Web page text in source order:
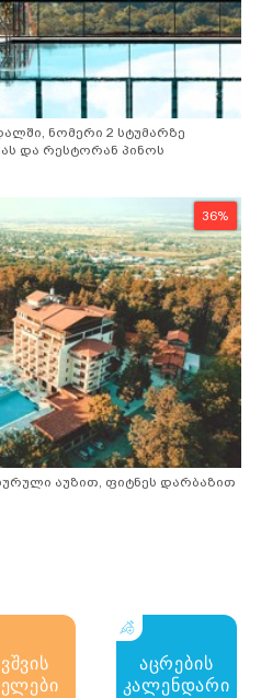
ნომერი 2 სტუმარზე
და რესტორან პინოს
36%
აუზით, ფიტნეს დარბაზით
აცრების
კალენდარი